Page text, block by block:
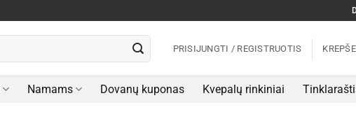
PRISIJUNGTI / REGISTRUOTIS
Namams Dovanų kuponas Kvepalų rinkiniai